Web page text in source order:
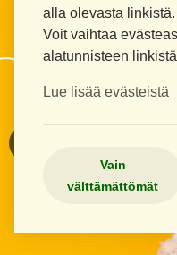
alla olevasta linkistä.
Voit vaihtaa
alatunnisteen
Lue lisää evästeistä
Vain
välttämättömät